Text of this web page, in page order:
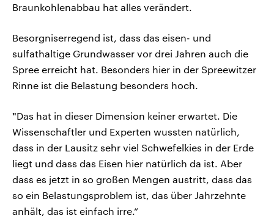
Braunkohlenabbau hat alles verändert.
Besorgniserregend ist, dass das eisen- und
sulfathaltige Grundwasser vor drei Jahren auch die
Spree erreicht hat. Besonders hier in der Spreewitzer
Rinne ist die Belastung besonders hoch.
"Das hat in dieser Dimension keiner erwartet. Die
Wissenschaftler und Experten wussten natürlich,
dass in der Lausitz sehr viel Schwefelkies in der Erde
liegt und dass das Eisen hier natürlich da ist. Aber
dass es jetzt in so großen Mengen austritt, dass das
so ein Belastungsproblem ist, das über Jahrzehnte
anhält, das ist einfach irre.“